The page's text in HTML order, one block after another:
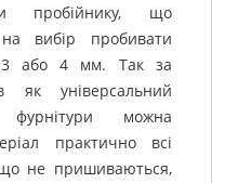
пробійнику, що
вибір пробивати
3 або 4 мм. Так за
як універсальний
можна
практично всі
не пришиваються,